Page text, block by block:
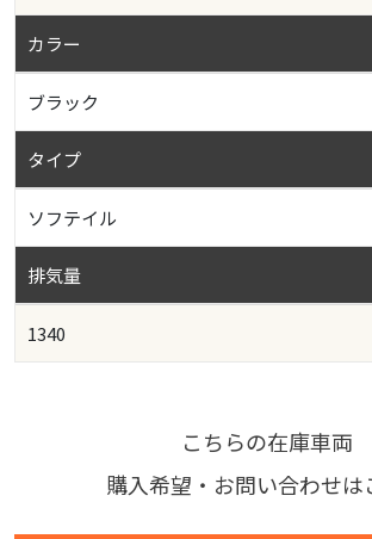
カラー
ブラック
タイプ
ソフテイル
排気量
1340
こちらの在庫車両
購入希望・お問い合わせは